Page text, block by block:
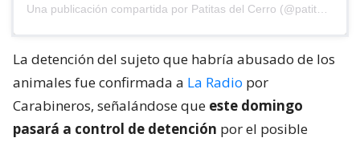
Una publicación compartida por Patitas del Cerro (@patitasdelcerro)
La detención del sujeto que habría abusado de los
animales fue confirmada a La Radio por
Carabineros, señalándose que este domingo
pasará a control de detención por el posible